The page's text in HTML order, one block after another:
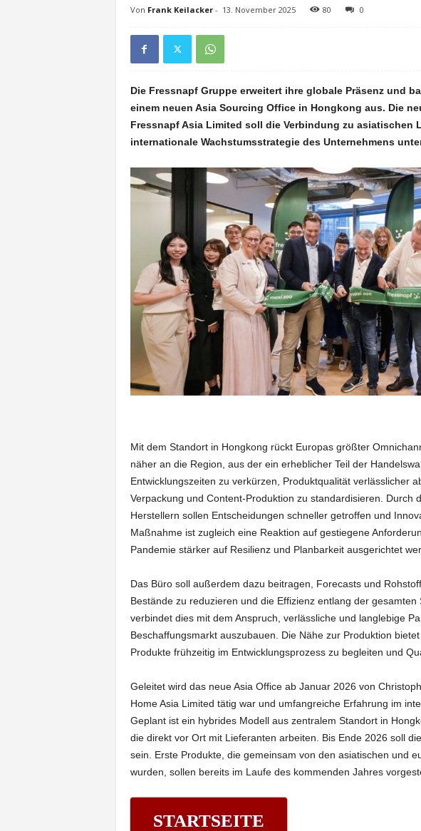
Von Frank Keilacker- 13. November 2025 80 0
Die Fressnapf Gruppe erweitert ihre globale Präsenz und
einem neuen Asia Sourcing Office in Hongkong aus. Die
Fressnapf Asia Limited soll die Verbindung zu asiatischen
internationale Wachstumsstrategie des Unternehmens
Mit dem Standort in Hongkong rückt Europas größter
näher an die Region, aus der ein erheblicher Teil der
Entwicklungszeiten zu verkürzen, Produktqualität verlässlicher
Verpackung und Content-Produktion zu standardisieren. Durch
Herstellern sollen Entscheidungen schneller getroffen und
Maßnahme ist zugleich eine Reaktion auf gestiegene
Pandemie stärker auf Resilienz und Planbarkeit ausgerichtet
Das Büro soll außerdem dazu beitragen, Forecasts und
Bestände zu reduzieren und die Effizienz entlang der
verbindet dies mit dem Anspruch, verlässliche und langlebige
Beschaffungsmarkt auszubauen. Die Nähe zur Produktion
Produkte frühzeitig im Entwicklungsprozess zu begleiten und
Geleitet wird das neue Asia Office ab Januar 2026 von
Home Asia Limited tätig war und umfangreiche Erfahrung im
Geplant ist ein hybrides Modell aus zentralem Standort in
die direkt vor Ort mit Lieferanten arbeiten. Bis Ende 2026 soll
sein. Erste Produkte, die gemeinsam von den asiatischen und
wurden, sollen bereits im Laufe des kommenden Jahres
STARTSEITE